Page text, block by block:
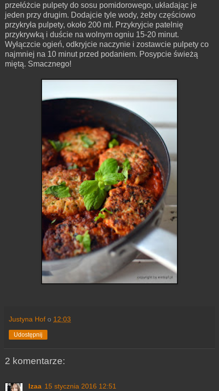
przełóżcie pulpety do sosu pomidorowego, układając je
jeden przy drugim. Dodajcie tyle wody, żeby częściowo
przykryła pulpety, około 200 ml. Przykryjcie patelnię
przykrywką i duście na wolnym ogniu 15-20 minut.
Wyłączcie ogień, odkryjcie naczynie i zostawcie pulpety co
najmniej na 10 minut przed podaniem. Posypcie świeżą
miętą. Smacznego!
Justyna Hof o 12:03
Udostępnij
2 komentarze:
Izaa 15 stycznia 2016 12:51